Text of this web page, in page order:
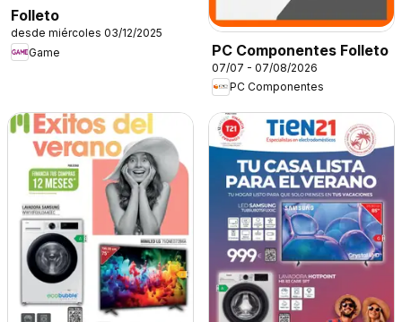
Folleto
desde miércoles 03/12/2025
Game
PC Componentes Folleto
07/07 - 07/08/2026
PC Componentes